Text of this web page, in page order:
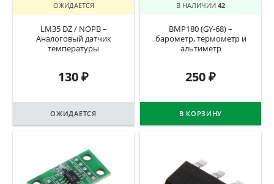
ОЖИДАЕТСЯ
LM35 DZ / NOPB –
Аналоговый датчик
температуры
130₽
ОЖИДАЕТСЯ
В НАЛИЧИИ 42
BMP180 (GY-68) –
барометр, термометр и
альтиметр
250₽
В КОРЗИНУ